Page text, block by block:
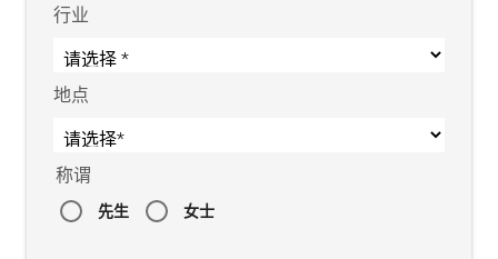
行业
地点
称谓
先生 女士